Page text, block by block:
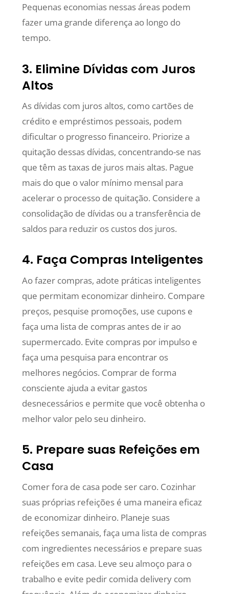
Pequenas economias nessas áreas podem
fazer uma grande diferença ao longo do
tempo.
3. Elimine Dívidas com Juros
Altos
As dívidas com juros altos, como cartões de
crédito e empréstimos pessoais, podem
dificultar o progresso financeiro. Priorize a
quitação dessas dívidas, concentrando-se nas
que têm as taxas de juros mais altas. Pague
mais do que o valor mínimo mensal para
acelerar o processo de quitação. Considere a
consolidação de dívidas ou a transferência de
saldos para reduzir os custos dos juros.
4. Faça Compras Inteligentes
Ao fazer compras, adote práticas inteligentes
que permitam economizar dinheiro. Compare
preços, pesquise promoções, use cupons e
faça uma lista de compras antes de ir ao
supermercado. Evite compras por impulso e
faça uma pesquisa para encontrar os
melhores negócios. Comprar de forma
consciente ajuda a evitar gastos
desnecessários e permite que você obtenha o
melhor valor pelo seu dinheiro.
5. Prepare suas Refeições em
Casa
Comer fora de casa pode ser caro. Cozinhar
suas próprias refeições é uma maneira eficaz
de economizar dinheiro. Planeje suas
refeições semanais, faça uma lista de compras
com ingredientes necessários e prepare suas
refeições em casa. Leve seu almoço para o
trabalho e evite pedir comida delivery com